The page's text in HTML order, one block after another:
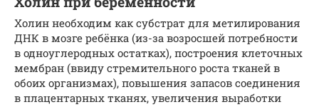
Холин необходим как субстрат для метилирования
ДНК в мозге ребёнка (из-за возросшей потребности
в одноуглеродных остатках), построения клеточных
мембран (ввиду стремительного роста тканей в
обоих организмах), повышения запасов соединения
в плацентарных тканях, увеличения выработки